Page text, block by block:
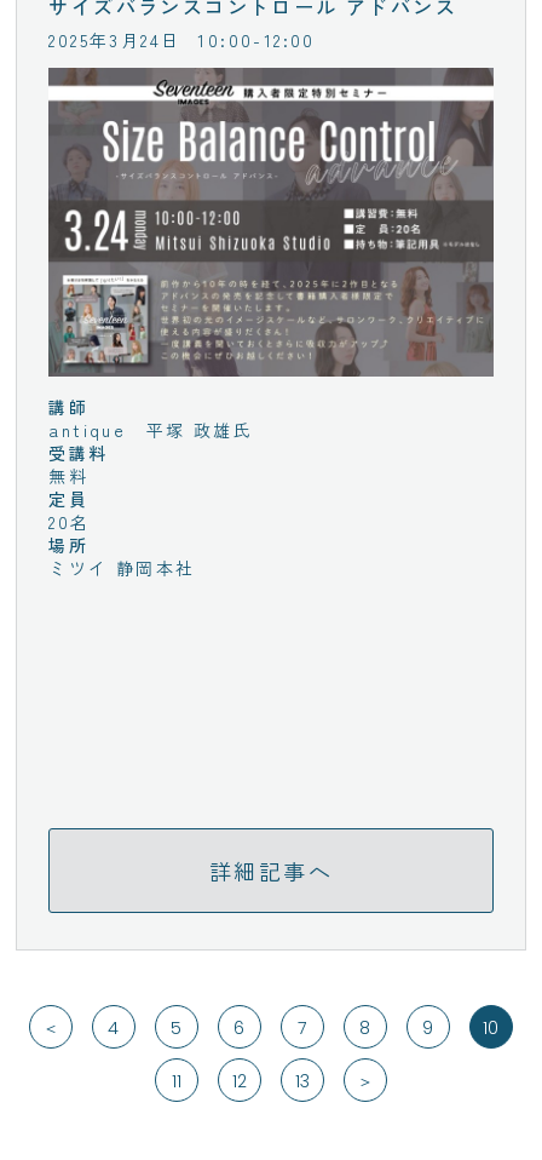
2025年3月24日 10:00-12:00
講師
antique 平塚 政雄氏
受講料
無料
定員
20名
場所
ミツイ 静岡本社
詳細記事へ
＜ 4 5 6 7 8 9 10
11 12 13 ＞